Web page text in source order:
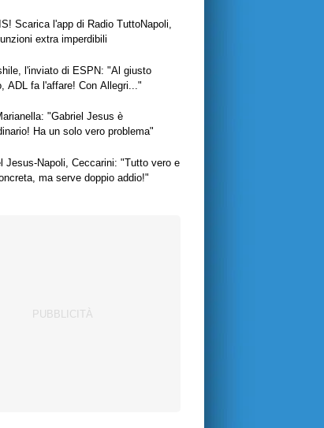
Scarica l'app di Radio TuttoNapoli,
extra imperdibili
l'inviato di ESPN: "Al giusto
ADL fa l'affare! Con Allegri..."
"Gabriel Jesus è
Ha un solo vero problema"
Jesus-Napoli, Ceccarini: "Tutto vero e
ma serve doppio addio!"